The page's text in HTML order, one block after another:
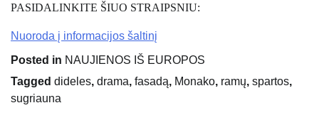
PASIDALINKITE ŠIUO STRAIPSNIU:
Nuoroda į informacijos šaltinį
Posted in NAUJIENOS IŠ EUROPOS
Tagged dideles, drama, fasadą, Monako, ramų, spartos,
sugriauna